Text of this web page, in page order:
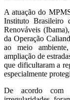
A atuação do
Instituto Brasileiro
Renováveis
da Operação
ao meio
ampliação de
que dificultaram a
especialmente
De acordo com